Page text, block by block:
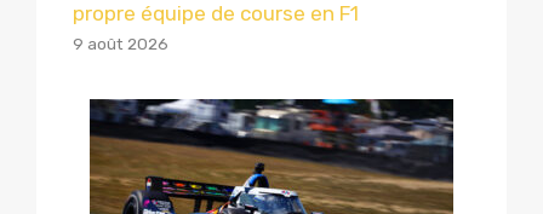
propre équipe de course en F1
9 août 2026